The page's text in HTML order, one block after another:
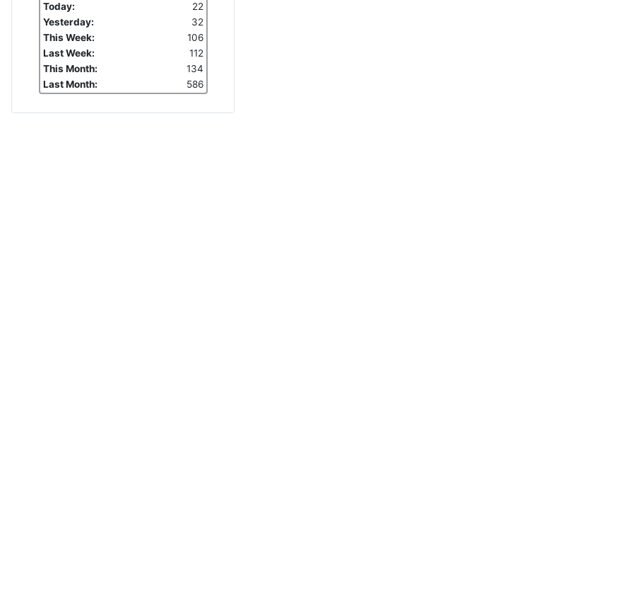
Today:
22
Yesterday:
32
This Week:
106
Last Week:
112
This Month:
134
Last Month:
586